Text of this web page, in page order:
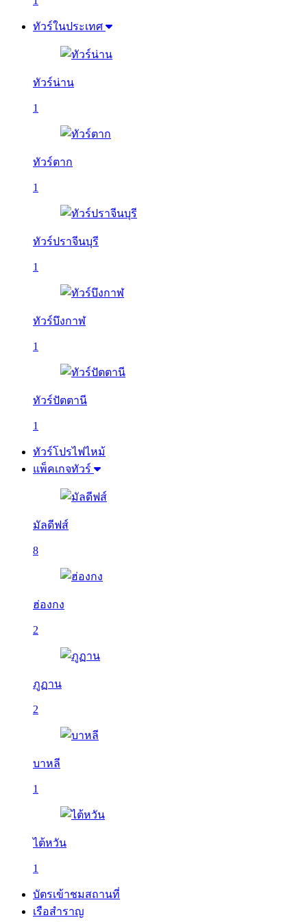
ทัวร์ในประเทศ
ทัวร์น่าน
1
ทัวร์ตาก
1
ทัวร์ปราจีนบุรี
1
ทัวร์บึงกาฬ
1
ทัวร์ปัตตานี
1
ทัวร์โปรไฟไหม้
แพ็คเกจทัวร์
มัลดีฟส์
8
ฮ่องกง
2
ภูฏาน
2
บาหลี
1
ไต้หวัน
1
บัตรเข้าชมสถานที่
เรือสำราญ